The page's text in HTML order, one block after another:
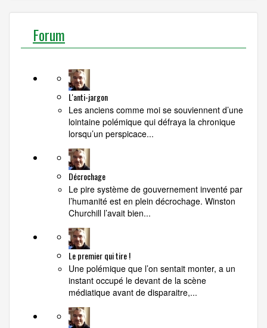
Forum
L'anti-jargon
Les anciens comme moi se souviennent d’une
lointaine polémique qui défraya la chronique
lorsqu’un perspicace...
Décrochage
Le pire système de gouvernement inventé par
l’humanité est en plein décrochage. Winston
Churchill l’avait bien...
Le premier qui tire !
Une polémique que l’on sentait monter, a un
instant occupé le devant de la scène
médiatique avant de disparaitre,...